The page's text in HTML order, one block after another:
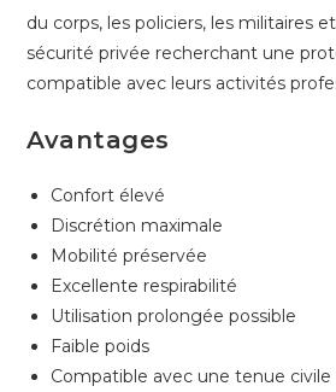
du corps, les policiers, les militaires
sécurité privée recherchant une
compatible avec leurs activités
Avantages
Confort élevé
Discrétion maximale
Mobilité préservée
Excellente respirabilité
Utilisation prolongée possible
Faible poids
Compatible avec une tenue